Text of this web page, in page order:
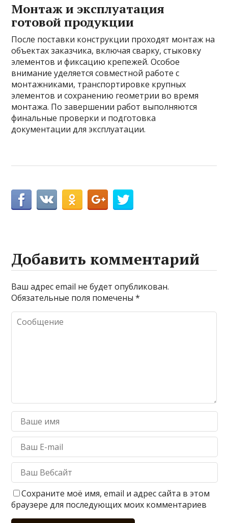
Монтаж и эксплуатация
готовой продукции
После поставки конструкции проходят монтаж на
объектах заказчика, включая сварку, стыковку
элементов и фиксацию крепежей. Особое
внимание уделяется совместной работе с
монтажниками, транспортировке крупных
элементов и сохранению геометрии во время
монтажа. По завершении работ выполняются
финальные проверки и подготовка
документации для эксплуатации.
Добавить комментарий
Ваш адрес email не будет опубликован.
Обязательные поля помечены*
Сохраните моё имя, email и адрес сайта в этом
браузере для последующих моих комментариев